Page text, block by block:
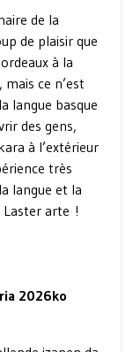
de la
de plaisir que
à la
ce n’est
langue basque
des gens,
à l’extérieur
très
langue et la
Laster arte !
2026ko